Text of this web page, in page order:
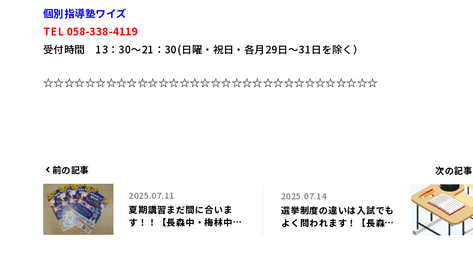
個別指導塾ワイズ
TEL 058-338-4119
受付時間 13：30～21：30(日曜・祝日・各月29日～31日を除く）
☆☆☆☆☆☆☆☆☆☆☆☆☆☆☆☆☆☆☆☆☆☆☆☆☆☆☆☆☆☆☆☆
前の記事
2025.07.11
夏期講習まだ間に合いま
す！！【長森中・梅林中・
次の記事
2025.07.14
選挙制度の違いは入試でも
よく問われます！【長森